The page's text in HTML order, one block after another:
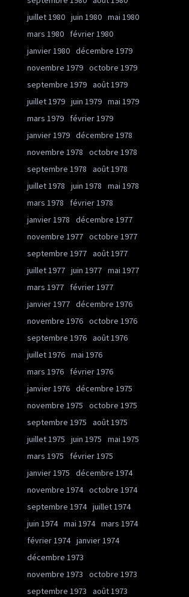
juillet 1980 juin 1980 mai 1980
mars 1980
février 1980
janvier 1980 décembre 1979
novembre 1979 octobre 1979
septembre 1979 août 1979
juillet 1979 juin 1979 mai 1979
mars 1979
février 1979
janvier 1979 décembre 1978
novembre 1978
octobre 1978
septembre 1978
août 1978
juillet 1978
juin 1978
mai 1978
mars 1978
février 1978
janvier 1978
décembre 1977
novembre 1977 octobre 1977
septembre 1977 août 1977
juillet 1977 juin 1977 mai 1977
mars 1977
février 1977
janvier 1977 décembre 1976
novembre 1976 octobre 1976
septembre 1976 août 1976
juillet 1976 mai 1976
mars 1976
février 1976
janvier 1976 décembre 1975
novembre 1975
octobre 1975
septembre 1975
août 1975
juillet 1975
juin 1975
mai 1975
mars 1975
février 1975
janvier 1975
décembre 1974
novembre 1974 octobre 1974
septembre 1974 juillet 1974
juin 1974 mai 1974 mars 1974
février 1974 janvier 1974
décembre 1973
novembre 1973
octobre 1973
septembre 1973
août 1973